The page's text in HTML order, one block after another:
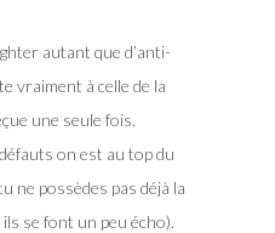
autant que d’anti-
vraiment à celle de la
une seule fois.
on est au top du
ne possèdes pas déjà la
se font un peu écho).